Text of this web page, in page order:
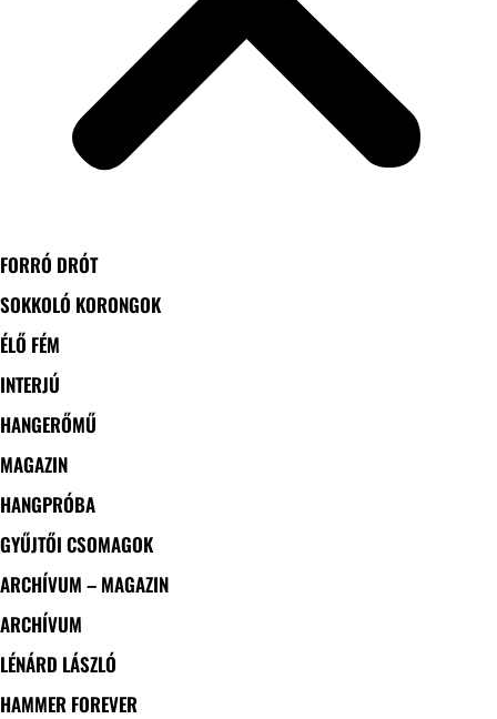
FORRÓ DRÓT
SOKKOLÓ KORONGOK
ÉLŐ FÉM
INTERJÚ
HANGERŐMŰ
MAGAZIN
HANGPRÓBA
GYŰJTŐI CSOMAGOK
ARCHÍVUM – MAGAZIN
ARCHÍVUM
LÉNÁRD LÁSZLÓ
HAMMER FOREVER